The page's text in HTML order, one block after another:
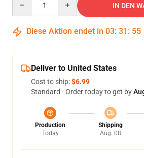
IN DEN
Diese Aktion endet in 03: 31 : 54
Deliver to United States
Cost to ship:$6.99
Standard - Order today to get by
Production
Today
Shipping
Aug. 08